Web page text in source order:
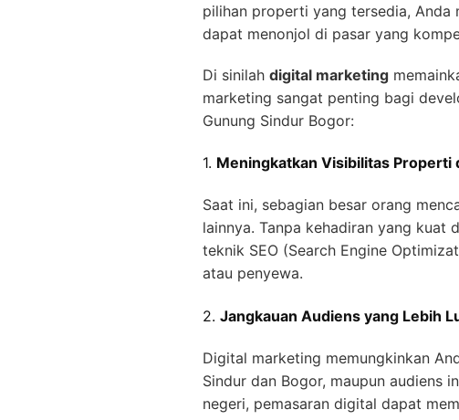
pilihan properti yang tersedia,
dapat menonjol di pasar yang
Di sinilah digital marketing
marketing sangat penting bagi
Gunung Sindur Bogor:
1. Meningkatkan Visibilitas Properti
Saat ini, sebagian besar orang
lainnya. Tanpa kehadiran yang kuat
teknik SEO (Search Engine
atau penyewa.
2. Jangkauan Audiens yang Lebih
Digital marketing memungkinkan
Sindur dan Bogor, maupun audiens
negeri, pemasaran digital dapat